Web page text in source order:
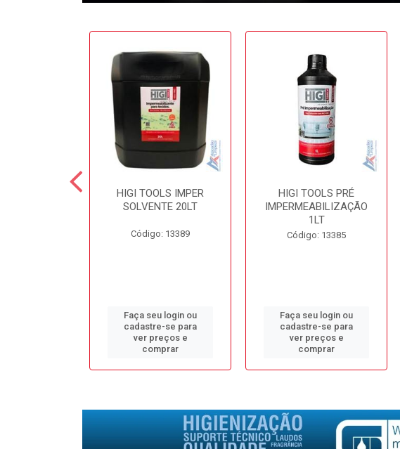
HIGI TOOLS IMPER
SOLVENTE 20LT
Código: 13389
Faça seu login ou
cadastre-se para
ver preços e
comprar
HIGI TOOLS PRÉ
IMPERMEABILIZAÇÃO
1LT
Código: 13385
Faça seu login ou
cadastre-se para
ver preços e
comprar